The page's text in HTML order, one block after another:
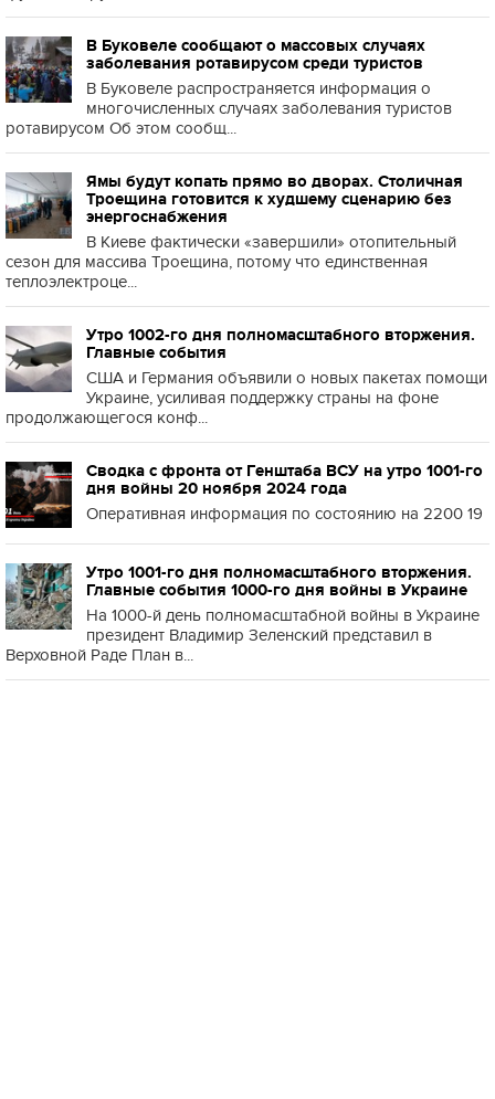
В Буковеле сообщают о массовых случаях
заболевания ротавирусом среди туристов
В Буковеле распространяется информация о
многочисленных случаях заболевания туристов
ротавирусом Об этом сообщ...
Ямы будут копать прямо во дворах. Столичная
Троещина готовится к худшему сценарию без
энергоснабжения
В Киеве фактически «завершили» отопительный
сезон для массива Троещина, потому что единственная
теплоэлектроце...
Утро 1002-го дня полномасштабного вторжения.
Главные события
США и Германия объявили о новых пакетах помощи
Украине, усиливая поддержку страны на фоне
продолжающегося конф...
Сводка с фронта от Генштаба ВСУ на утро 1001-го
дня войны 20 ноября 2024 года
Оперативная информация по состоянию на 2200 19
Утро 1001-го дня полномасштабного вторжения.
Главные события 1000-го дня войны в Украине
На 1000-й день полномасштабной войны в Украине
президент Владимир Зеленский представил в
Верховной Раде План в...